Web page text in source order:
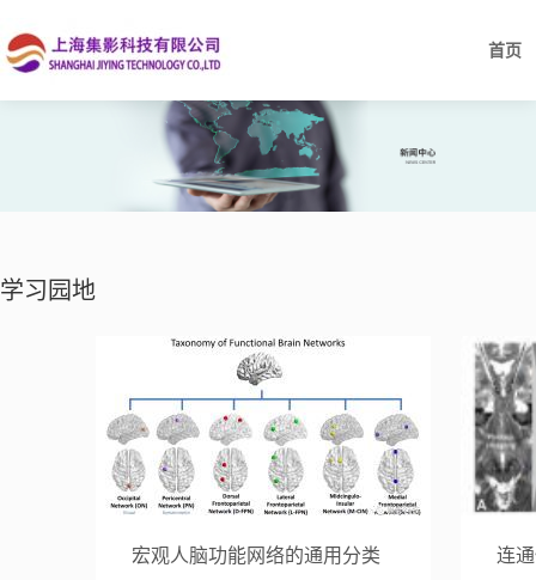
首页
学习园地
宏观人脑功能网络的通用分类 连